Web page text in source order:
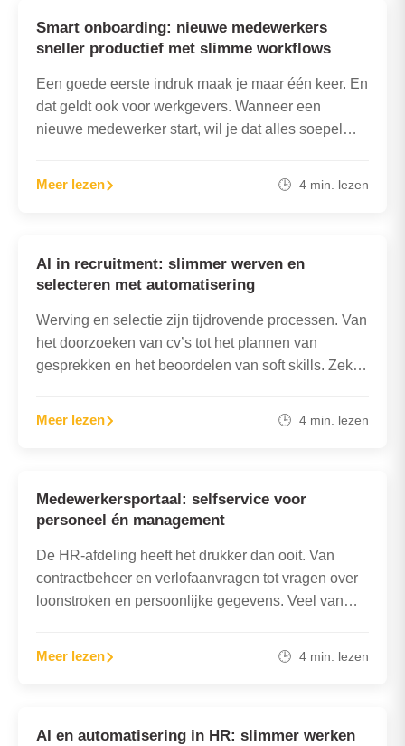
Smart onboarding: nieuwe medewerkers
sneller productief met slimme workflows
Een goede eerste indruk maak je maar één keer. En
dat geldt ook voor werkgevers. Wanneer een
nieuwe medewerker start, wil je dat alles soepel…
Meer lezen 🕒 4 min. lezen
AI in recruitment: slimmer werven en
selecteren met automatisering
Werving en selectie zijn tijdrovende processen. Van
het doorzoeken van cv’s tot het plannen van
gesprekken en het beoordelen van soft skills. Zeker
Meer lezen 🕒 4 min. lezen
Medewerkersportaal: selfservice voor
personeel én management
De HR-afdeling heeft het drukker dan ooit. Van
contractbeheer en verlofaanvragen tot vragen over
loonstroken en persoonlijke gegevens. Veel van
Meer lezen 🕒 4 min. lezen
AI en automatisering in HR: slimmer werken